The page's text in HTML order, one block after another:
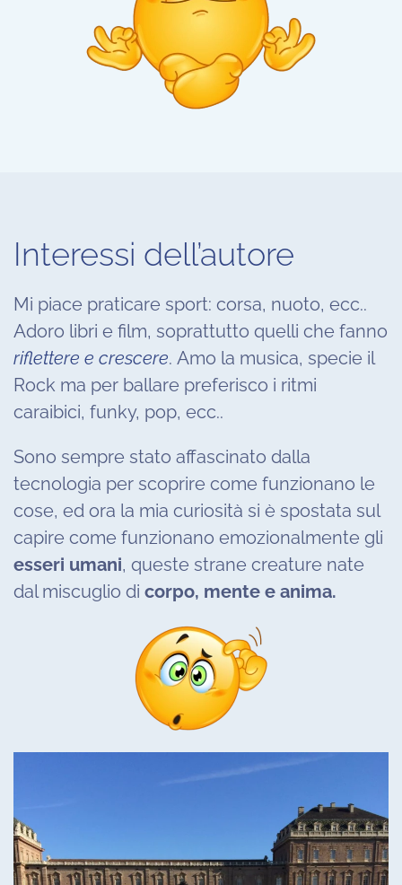
Interessi dell’autore
Mi piace praticare sport: corsa, nuoto, ecc..
Adoro libri e film, soprattutto quelli che fanno
riflettere e crescere. Amo la musica, specie il
Rock ma per ballare preferisco i ritmi
caraibici, funky, pop, ecc..
Sono sempre stato affascinato dalla
tecnologia per scoprire come funzionano le
cose, ed ora la mia curiosità si è spostata sul
capire come funzionano emozionalmente gli
esseri umani, queste strane creature nate
dal miscuglio di corpo, mente e anima.